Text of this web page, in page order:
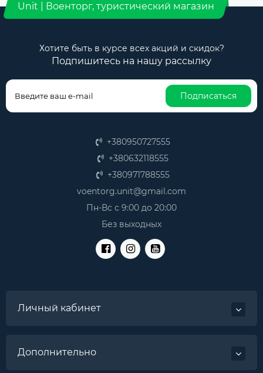
Unit | Военторг, туристический магазин
Хотите быть в курсе всех акций и скидок?
Подпишитесь на нашу рассылку
Подписаться
+380950727555
+380632118555
+380971788555
voentorg.unit@gmail.com
Пн-Вс с 9:00 до 20:00
Без выходных
Личный кабинет
Дополнительно